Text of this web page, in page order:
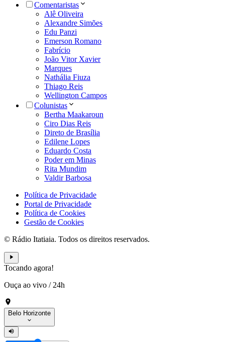
Comentaristas
Alê Oliveira
Alexandre Simões
Edu Panzi
Emerson Romano
Fabrício
João Vitor Xavier
Marques
Nathália Fiuza
Thiago Reis
Wellington Campos
Colunistas
Bertha Maakaroun
Ciro Dias Reis
Direto de Brasília
Edilene Lopes
Eduardo Costa
Poder em Minas
Rita Mundim
Valdir Barbosa
Política de Privacidade
Portal de Privacidade
Política de Cookies
Gestão de Cookies
© Rádio Itatiaia. Todos os direitos reservados.
Tocando agora!
Ouça ao vivo / 24h
Belo Horizonte